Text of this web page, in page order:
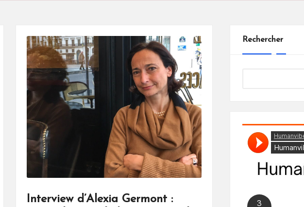
Interview d’Alexia Germont :
Rechercher